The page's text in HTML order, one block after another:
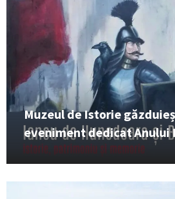
Muzeul de Istorie
eveniment dedicat Anului